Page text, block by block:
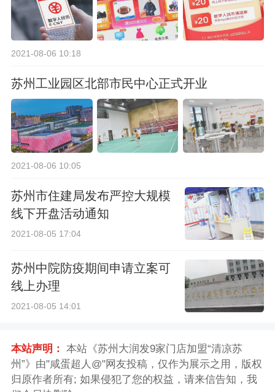
2021-08-06 10:18
苏州工业园区北部市民中心正式开业
2021-08-06 10:05
苏州市住建局发布严控大规模
线下开盘活动通知
2021-08-05 17:04
苏州中院防疫期间申请立案可
线上办理
2021-08-05 14:01
本站声明： 本站《苏州大润发9家门店加盟“清凉苏
州”》由"咸蛋超人@"网友投稿，仅作为展示之用，版权
归原作者所有; 如果侵犯了您的权益，请来信告知，我